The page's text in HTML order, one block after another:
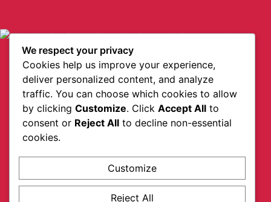
We respect your privacy
Cookies help us improve your experience,
deliver personalized content, and analyze
traffic. You can choose which cookies to allow
by clicking Customize. Click Accept All to
consent or Reject All to decline non-essential
cookies.
Customize
Reject All